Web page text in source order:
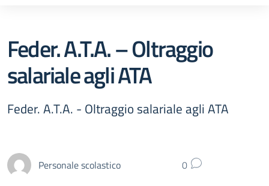
Feder. A.T.A. – Oltraggio
salariale agli ATA
Feder. A.T.A. - Oltraggio salariale agli ATA
Personale scolastico 0